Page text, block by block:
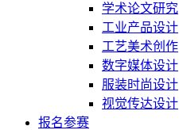
学术论文研究
工业产品设计
工艺美术创作
数字媒体设计
服装时尚设计
视觉传达设计
报名参赛